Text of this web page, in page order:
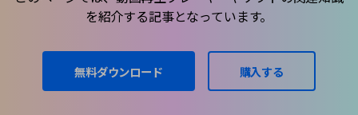
サポート
Filmoraのユーザー層
動画編集関連知識
サポート
サポート
を紹介する記事となっています。
無料ダウンロード 購入する